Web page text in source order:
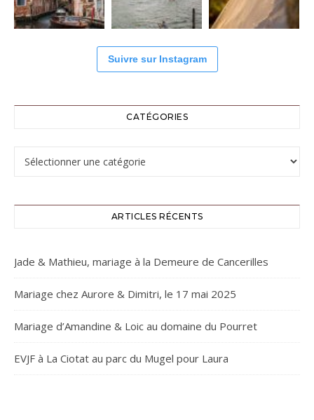
Suivre sur Instagram
CATÉGORIES
Catégories
ARTICLES RÉCENTS
Jade & Mathieu, mariage à la Demeure de Cancerilles
Mariage chez Aurore & Dimitri, le 17 mai 2025
Mariage d’Amandine & Loic au domaine du Pourret
EVJF à La Ciotat au parc du Mugel pour Laura